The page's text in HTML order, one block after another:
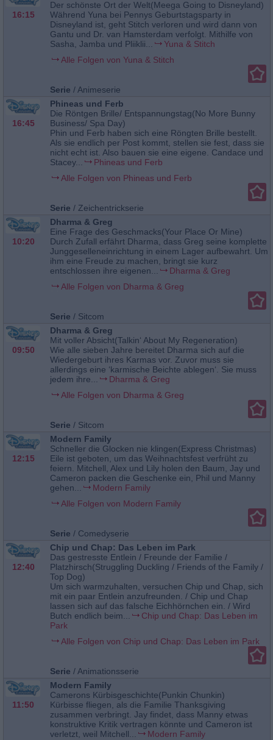
16:15
Der schönste Ort der Welt(Meega Going to Disneyland)
Während Yuna bei Pennys Geburtstagsparty in
Disneyland ist, geht Stitch verloren und wird dann von
Gantu und Dr. van Hamsterdam verfolgt. Mithilfe von
Sasha, Jamba und Pliiklii...
Yuna & Stitch
Alle Folgen von Yuna & Stitch
Serie /Animeserie
16:45
Phineas und Ferb
Die Röntgen Brille/ Entspannungstag(No More Bunny
Business/ Spa Day)
Phin und Ferb haben sich eine Röngten Brille bestellt.
Als sie endlich per Post kommt, stellen sie fest, dass sie
nicht echt ist. Also bauen sie eine eigene. Candace und
Stacey...
Phineas und Ferb
Alle Folgen von Phineas und Ferb
Serie / Zeichentrickserie
10:20
Dharma & Greg
Eine Frage des Geschmacks(Your Place Or Mine)
Durch Zufall erfährt Dharma, dass Greg seine komplette
Junggeselleneinrichtung in einem Lager aufbewahrt. Um
ihm eine Freude zu machen, bringt sie kurz
entschlossen ihre eigenen...
Dharma & Greg
Alle Folgen von Dharma & Greg
Serie / Sitcom
09:50
Dharma & Greg
Mit voller Absicht(Talkin‘ About My Regeneration)
Wie alle sieben Jahre bereitet Dharma sich auf die
Wiedergeburt ihres Karmas vor. Zuvor muss sie
allerdings eine ‘karmische Beichte ablegen‘. Sie muss
jedem ihre...
Dharma & Greg
Alle Folgen von Dharma & Greg
Serie / Sitcom
12:15
Modern Family
Schneller die Glocken nie klingen(Express Christmas)
Eile ist geboten, um das Weihnachtsfest verfrüht zu
feiern. Mitchell, Alex und Lily holen den Baum, Jay und
Cameron packen die Geschenke ein, Phil und Manny
gehen...
Modern Family
Alle Folgen von Modern Family
Serie / Comedyserie
12:40
Chip und Chap: Das Leben im Park
Das gestresste Entlein / Freunde der Familie /
Platzhirsch(Struggling Duckling / Friends of the Family /
Top Dog)
Um sich warmzuhalten, versuchen Chip und Chap, sich
mit ein paar Entlein anzufreunden. / Chip und Chap
lassen sich auf das falsche Eichhörnchen ein. / Wird
Butch endlich beim...
Chip und Chap: Das Leben im
Park
Alle Folgen von Chip und Chap: Das Leben im Park
Serie /Animationsserie
11:50
Modern Family
Camerons Kürbisgeschichte(Punkin Chunkin)
Kürbisse fliegen, als die Familie Thanksgiving
zusammen verbringt. Jay findet, dass Manny etwas
konstruktive Kritik vertragen könnte und Cameron ist
verletzt, weil Mitchell...
Modern Family